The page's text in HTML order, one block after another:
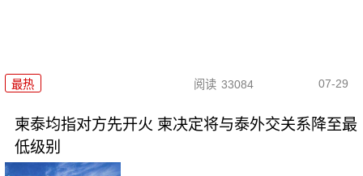
最热 阅读 33084 07-29
柬泰均指对方先开火 柬决定将与泰外交关系降至最
低级别